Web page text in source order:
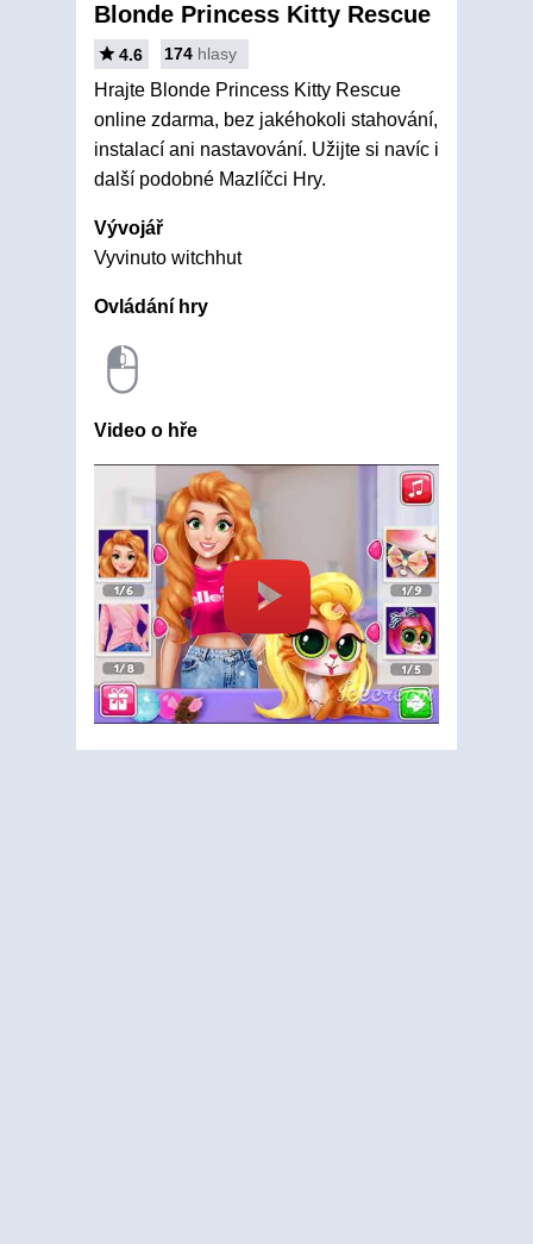
Blonde Princess Kitty Rescue
4.6 174 hlasy
Hrajte Blonde Princess Kitty Rescue
online zdarma, bez jakéhokoli stahování,
instalací ani nastavování. Užijte si navíc i
další podobné Mazlíčci Hry.
Vývojář
Vyvinuto witchhut
Ovládání hry
Video o hře